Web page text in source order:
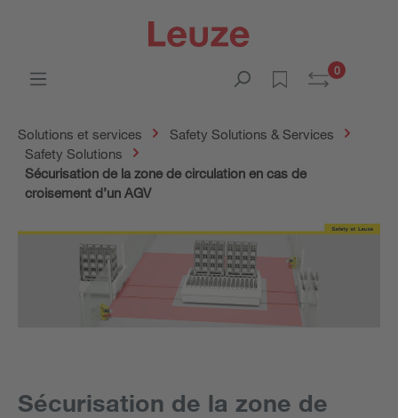
0
Solutions et services
Safety Solutions & Services
Safety Solutions
Sécurisation de la zone de circulation en cas de
croisement d’un AGV
Sécurisation de la zone de